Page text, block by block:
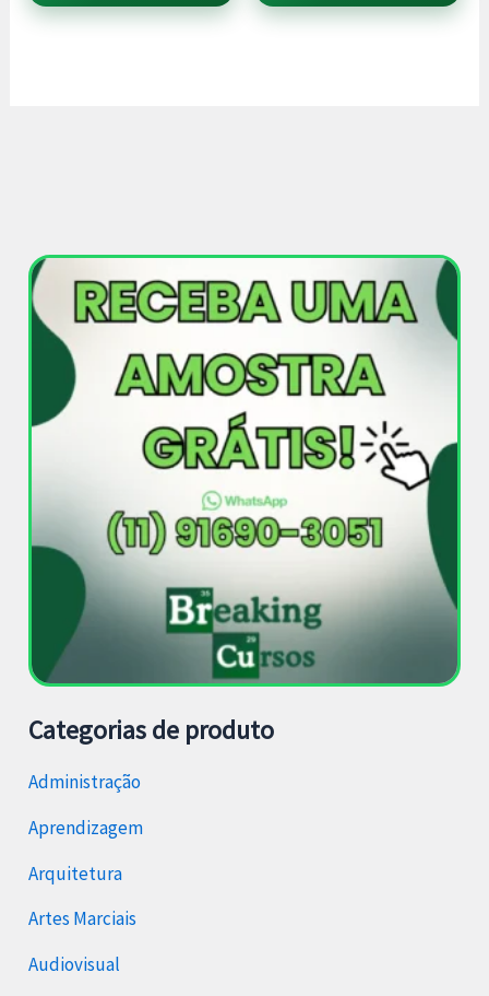
Categorias de produto
Administração
Aprendizagem
Arquitetura
Artes Marciais
Audiovisual